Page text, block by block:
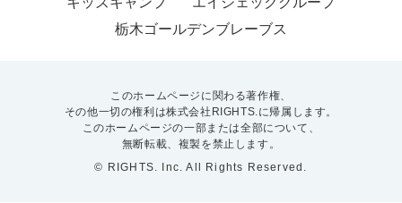
栃木ゴールデンブレーブス
このホームページに関わる著作権、
その他一切の権利は株式会社RIGHTS.に帰属します。
このホームページの一部または全部について、
無断転載、複製を禁止します。
© RIGHTS. Inc. All Rights Reserved.